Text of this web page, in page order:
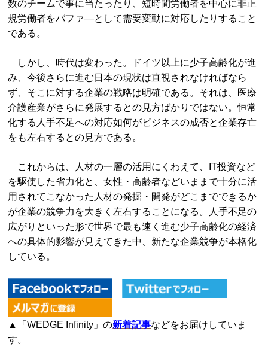
数のチームで事に当たったり、短時間労働者を中心に非正
規労働者をバファ―として需要変動に対応したりすること
である。
しかし、時代は変わった。ドイツ以上に少子高齢化が進
み、今後さらに進む日本の現状は直視されなければなら
ず、そこに対する企業の戦略は明確である。それは、医療
介護産業がさらに発展するとの見方ばかりではない。恒常
化する人手不足への対応如何がビジネスの成否と企業存亡
をも左右するとの見方である。
これからは、人材の一層の活用にくわえて、IT投資など
を駆使した省力化と、女性・高齢者などいままで十分に活
用されてこなかった人材の発掘・開発がどこまでできるか
が企業の競争力を大きく左右することになる。人手不足の
広がりといった形で世界で最も速く進む少子高齢化の経済
への具体的影響が見えてきた中、新たな企業競争が本格化
している。
▲「WEDGE Infinity」の新着記事などをお届けしていま
す。